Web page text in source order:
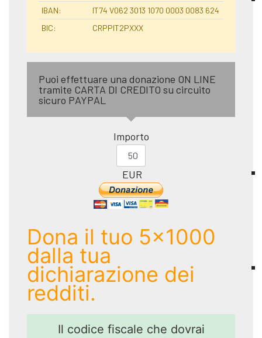
IBAN:
IT74 V062 3013 1070 0003 0083 624
BIC:
CRPPIT2PXXX
Puoi effettuare una donazione ON LINE
tramite CARTA DI CREDITO su circuito
sicuro PAYPAL
Importo
EUR
Dona il tuo 5x1000
dalla tua
dichiarazione dei
redditi.
Il codice fiscale che dovrai